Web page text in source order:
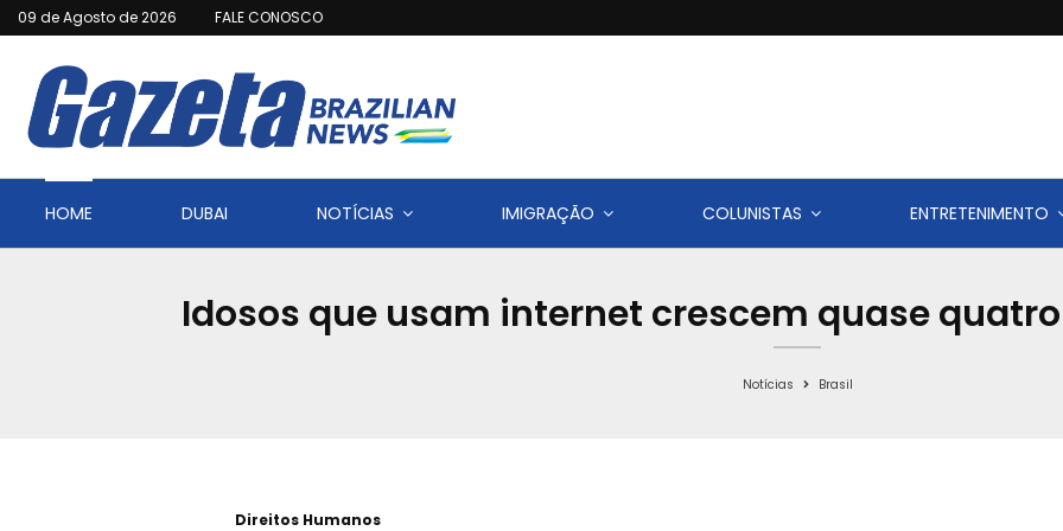
09 de Agosto de 2026 FALE CONOSCO
HOME DUBAI NOTÍCIAS IMIGRAÇÃO COLUNISTAS ENTRETENIMENTO
Idosos que usam internet crescem quase
Notícias Brasil
Direitos Humanos